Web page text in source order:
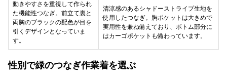
動きやすさを重視して作られ
た機能性つなぎ。前立て裏と
両胸のブラックの配色が目を
引くデザインとなっていま
す。
清涼感のあるシャドーストライプ生地を
使用したつなぎ。胸ポケットは大きめで
実用性を兼ね備えており、ボトム部分に
はカーゴポケットも備わっています。
性別で緑のつなぎ作業着を選ぶ